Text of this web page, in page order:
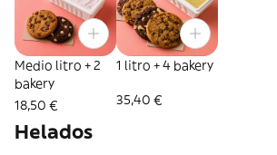
Medio litro + 2
bakery
18,50 €
1 litro + 4 bakery
35,40 €
Helados